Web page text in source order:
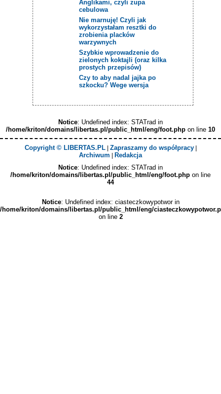
Anglikami, czyli zupa
cebulowa
Nie marnuję! Czyli jak
wykorzystałam resztki do
zrobienia placków
warzywnych
Szybkie wprowadzenie do
zielonych koktajli (oraz kilka
prostych przepisów)
Czy to aby nadal jajka po
szkocku? Wege wersja
Notice: Undefined index: STATrad in
/home/kriton/domains/libertas.pl/public_html/eng/foot.php on line 10
Copyright © LIBERTAS.PL| Zapraszamy do współpracy|
Archiwum
Redakcja
Notice: Undefined index: STATrad in
/home/kriton/domains/libertas.pl/public_html/eng/foot.php on line
44
Notice: Undefined index: ciasteczkowypotwor in
/home/kriton/domains/libertas.pl/public_html/eng/
on line 2